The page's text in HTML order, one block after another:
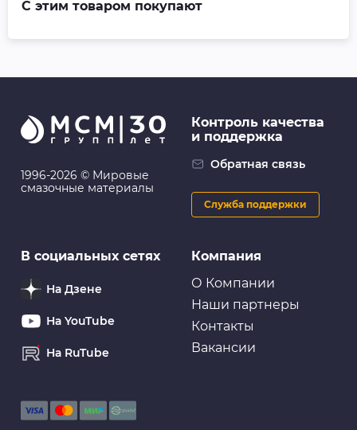
С этим товаром покупают
1996-2026 © Мировые
смазочные материалы
Компания
О Компании
Наши партнеры
Контакты
Вакансии
Контроль качества
и поддержка
Обратная связь
Служба поддержки
В социальных сетях
На Дзене
На YouTube
На RuTube